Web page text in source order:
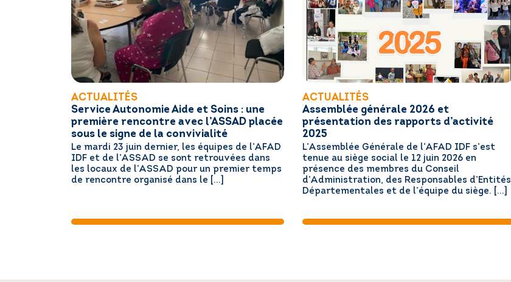
ACTUALITÉS
Service Autonomie Aide et Soins : une
première rencontre avec l’ASSAD placée
sous le signe de la convivialité
Le mardi 23 juin dernier, les équipes de l’AFAD
IDF et de l’ASSAD se sont retrouvées dans
les locaux de l’ASSAD pour un premier temps
de rencontre organisé dans le […]
ACTUALITÉS
Assemblée générale 2026 et
présentation des rapports d’activité
2025
L’Assemblée Générale de l’AFAD IDF s’est
tenue au siège social le 12 juin 2026 en
présence des membres du Conseil
d’Administration, des Responsables d’Entités
Départementales et de l’équipe du siège. […]